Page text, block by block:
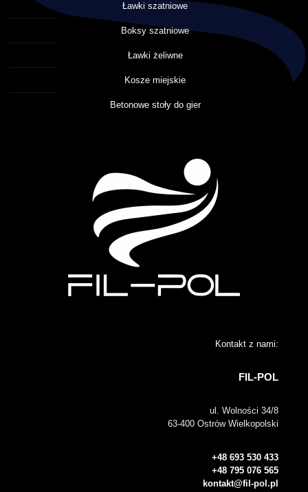
Ławki szatniowe
Boksy szatniowe
Ławki żeliwne
Kosze miejskie
Betonowe stoły do gier
Kontakt z nami:
FIL-POL
ul. Wolności 34/8
63-400 Ostrów Wielkopolski
+48 693 530 433
+48 795 076 565
kontakt@fil-pol.pl